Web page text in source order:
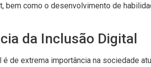
bem como o desenvolvimento de
da Inclusão Digital
é de extrema importância na sociedade